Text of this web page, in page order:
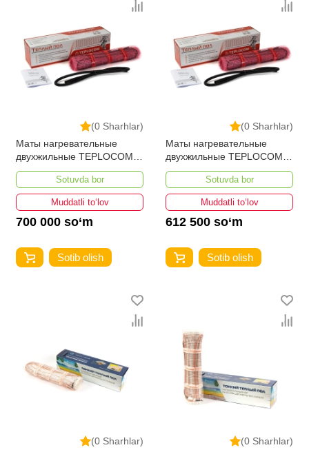
(0 Sharhlar)
Маты нагревательные
двухжильные TEPLOCOM
PROМНД-0,5-80 ВТ
Sotuvda bor
Muddatli to‘lov
700 000 so‘m
Sotib olish
(0 Sharhlar)
Маты нагревательные
двухжильные TEPLOCOM
PROМНД-0,5-80 ВТ
Sotuvda bor
Muddatli to‘lov
612 500 so‘m
Sotib olish
(0 Sharhlar)
(0 Sharhlar)